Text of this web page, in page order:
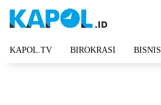
KAPOL.TV BIROKRASI BISNIS